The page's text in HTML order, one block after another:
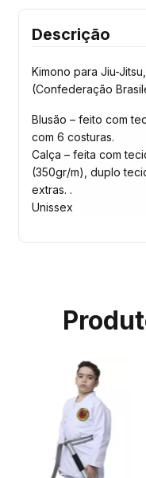
Descrição
Kimono para Jiu-
(Confederação
Blusão – feito com
com 6 costuras.
Calça – feita com
(350gr/m), duplo
extras. .
Unissex